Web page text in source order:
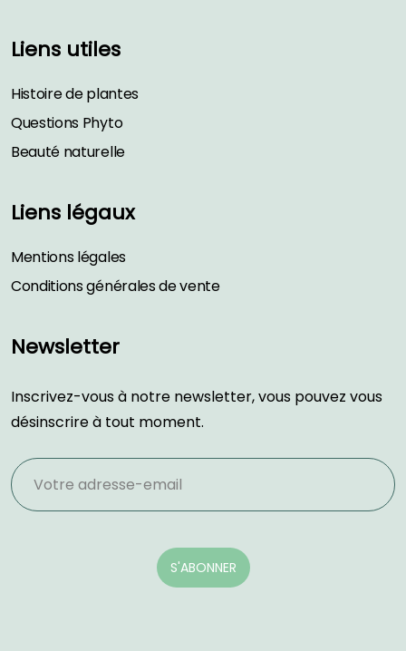
Liens utiles
Histoire de plantes
Questions Phyto
Beauté naturelle
Liens légaux
Mentions légales
Conditions générales de vente
Newsletter
Inscrivez-vous à notre newsletter, vous pouvez vous
désinscrire à tout moment.